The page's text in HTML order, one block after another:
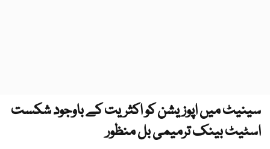
سینیٹ میں اپوزیشن کو اکثریت کے باوجود شکست
اسٹیٹ بینک ترمیمی بل منظور